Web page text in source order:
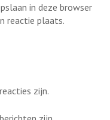
in deze browser
reactie plaats.
zijn.